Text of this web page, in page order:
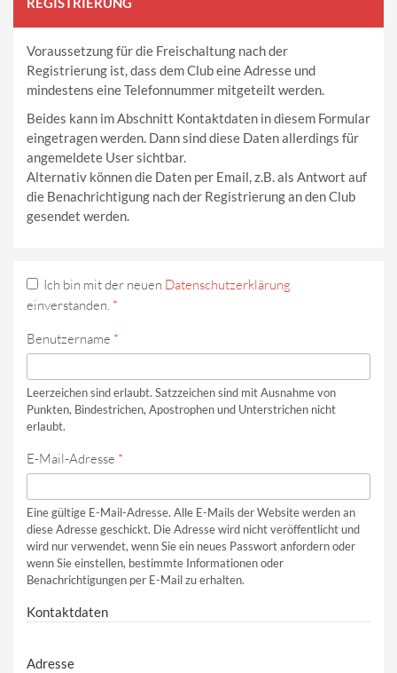
Voraussetzung für die Freischaltung nach der
Registrierung ist, dass dem Club eine Adresse und
mindestens eine Telefonnummer mitgeteilt werden.
Beides kann im Abschnitt Kontaktdaten in diesem Formular
eingetragen werden. Dann sind diese Daten allerdings für
angemeldete User sichtbar.
Alternativ können die Daten per Email, z.B. als Antwort auf
die Benachrichtigung nach der Registrierung an den Club
gesendet werden.
Ich bin mit der neuen Datenschutzerklärung
einverstanden. *
Benutzername *
Leerzeichen sind erlaubt. Satzzeichen sind mit Ausnahme von
Punkten, Bindestrichen, Apostrophen und Unterstrichen nicht
erlaubt.
E-Mail-Adresse *
Eine gültige E-Mail-Adresse. Alle E-Mails der Website werden an
diese Adresse geschickt. Die Adresse wird nicht veröffentlicht und
wird nur verwendet, wenn Sie ein neues Passwort anfordern oder
wenn Sie einstellen, bestimmte Informationen oder
Benachrichtigungen per E-Mail zu erhalten.
Kontaktdaten
Adresse